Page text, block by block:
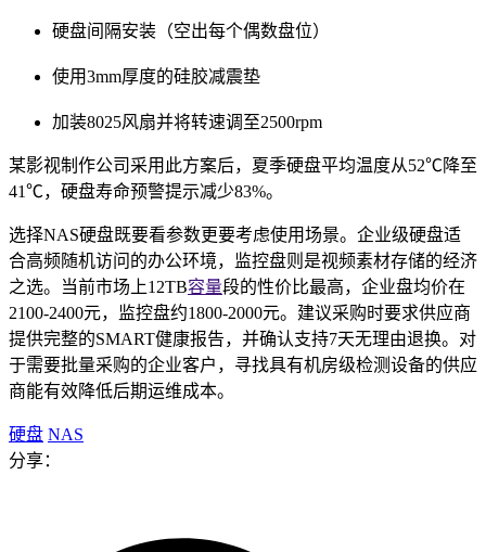
硬盘间隔安装（空出每个偶数盘位）
使用3mm厚度的硅胶减震垫
加装8025风扇并将转速调至2500rpm
某影视制作公司采用此方案后，夏季硬盘平均温度从52℃降至
41℃，硬盘寿命预警提示减少83%。
选择NAS硬盘既要看参数更要考虑使用场景。企业级硬盘适
合高频随机访问的办公环境，监控盘则是视频素材存储的经济
之选。当前市场上12TB容量段的性价比最高，企业盘均价在
2100-2400元，监控盘约1800-2000元。建议采购时要求供应商
提供完整的SMART健康报告，并确认支持7天无理由退换。对
于需要批量采购的企业客户，寻找具有机房级检测设备的供应
商能有效降低后期运维成本。
硬盘 NAS
分享：